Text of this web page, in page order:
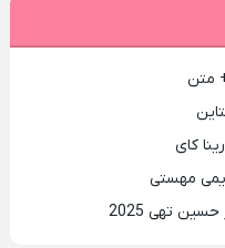
متن
کای
مهستی
تهی 2025